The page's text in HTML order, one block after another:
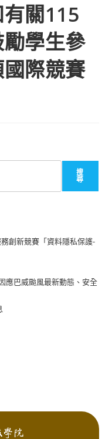
有關115
學生參
際競賽
搜
尋
創新競賽「資料隱私保護-
應巴威颱風最新動態、安全